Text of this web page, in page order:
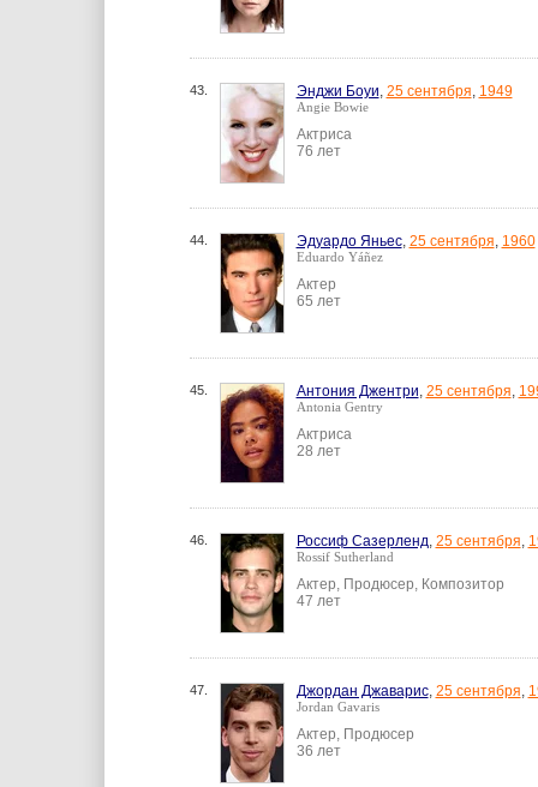
43. Энджи Боуи, 25 сентября, 1949
Angie Bowie
Актриса
76 лет
44. Эдуардо Яньес, 25 сентября, 1960
Eduardo Yáñez
Актер
65 лет
45. Антония Джентри, 25 сентября,
Antonia Gentry
Актриса
28 лет
46. Россиф Сазерленд, 25 сентября,
Rossif Sutherland
Актер, Продюсер, Композитор
47 лет
47. Джордан Джаварис, 25 сентября,
Jordan Gavaris
Актер, Продюсер
36 лет